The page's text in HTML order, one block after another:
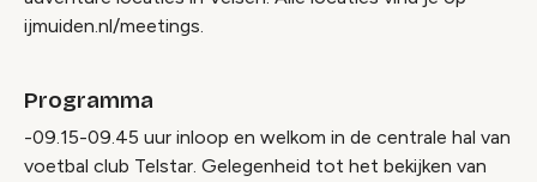
ijmuiden.nl/meetings.
Programma
-09.15-09.45 uur inloop en welkom in de centrale hal van
voetbal club Telstar. Gelegenheid tot het bekijken van